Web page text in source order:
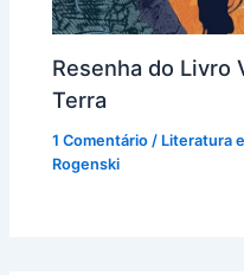
Resenha do Livro
Terra
1 Comentário / Literatura
Rogenski